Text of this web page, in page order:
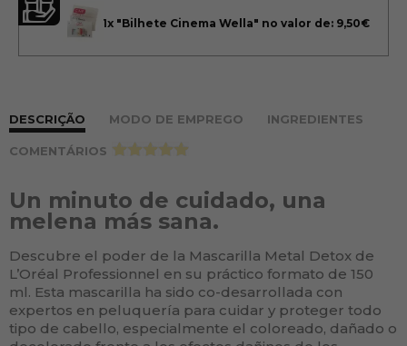
1x "Bilhete Cinema Wella" no valor de: 9,50€
DESCRIÇÃO MODO DE EMPREGO INGREDIENTES
COMENTÁRIOS >
Un minuto de cuidado, una
melena más sana.
Descubre el poder de la Mascarilla Metal Detox de
L’Oréal Professionnel en su práctico formato de 150
ml. Esta mascarilla ha sido co-desarrollada con
expertos en peluquería para cuidar y proteger todo
tipo de cabello, especialmente el coloreado, dañado o